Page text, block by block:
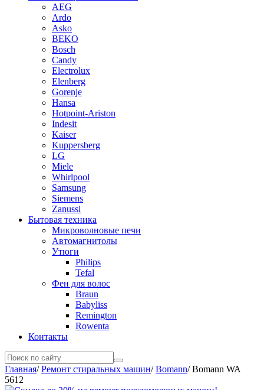
AEG
Ardo
Asko
BEKO
Bosch
Candy
Electrolux
Elenberg
Gorenje
Hansa
Hotpoint-Ariston
Indesit
Kaiser
Kuppersberg
LG
Miele
Whirlpool
Samsung
Siemens
Zanussi
Бытовая техника
Микроволновые печи
Автомагнитолы
Утюги
Philips
Tefal
Фен для волос
Braun
Babyliss
Remington
Rowenta
Контакты
Главная/Ремонт стиральных машин/Bomann/Bomann WA
5612